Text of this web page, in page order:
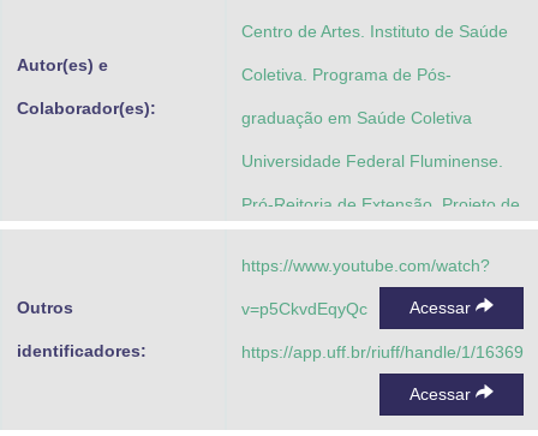
Autor(es) e
Colaborador(es):
Centro de Artes. Instituto de Saúde
Coletiva. Programa de Pós-
graduação em Saúde Coletiva
Universidade Federal Fluminense.
Pró-Reitoria de Extensão. Projeto de
nos territórios, formação e extensão
Cruz, Janaína Alvez Sampaio
Maia, Ana Carolina
Outros
identificadores:
https://www.youtube.com/watch?
v=p5CkvdEqyQc Acessar
https://app.uff.br/riuff/handle/1/16369
Acessar